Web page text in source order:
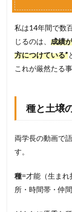
”
環
境
”
を
診
断
1.1
種
土
則
1.2
私は14年間で数
じるのは、 成績
方につけている”
これが厳然たる事
種と土壌
両学長の動画で
す。
種=才能（生まれ
所・時間帯・仲間